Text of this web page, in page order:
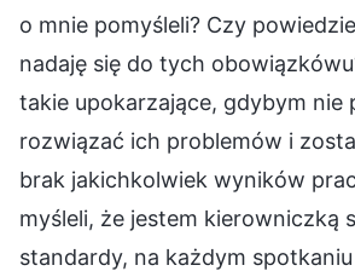
o mnie pomyśleli? Czy
nadaję się do tych
takie upokarzające, gdybym nie
rozwiązać ich problemów i
brak jakichkolwiek wyników
myśleli, że jestem kierowniczką
standardy, na każdym spotkaniu